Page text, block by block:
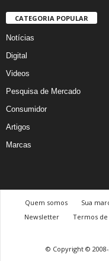
CATEGORIA POPULAR
Notícias
Digital
Videos
Pesquisa de Mercado
Consumidor
Artigos
Marcas
Quem somos Sua
Newsletter
Termos de
© Copyright ©